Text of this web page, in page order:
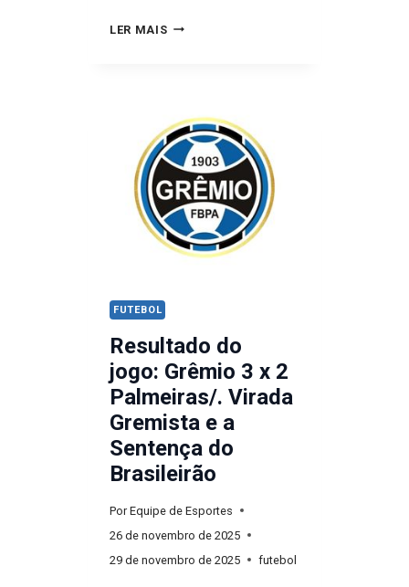
LER MAISFLUMINENSE
GRÊMIO
FUTEBOL
Resultado do
jogo: Grêmio 3 x 2
Palmeiras/. Virada
Gremista e a
Sentença do
Brasileirão
Por Equipe de Esportes
26 de novembro de 2025
29 de novembro de 2025
futebol